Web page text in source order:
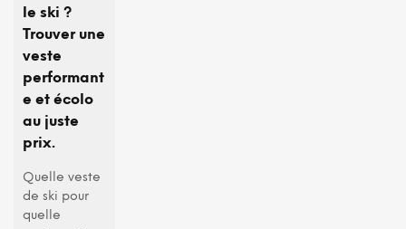
le ski ?
Trouver une
veste
performant
e et écolo
au juste
prix.
Quelle veste
de ski pour
quelle